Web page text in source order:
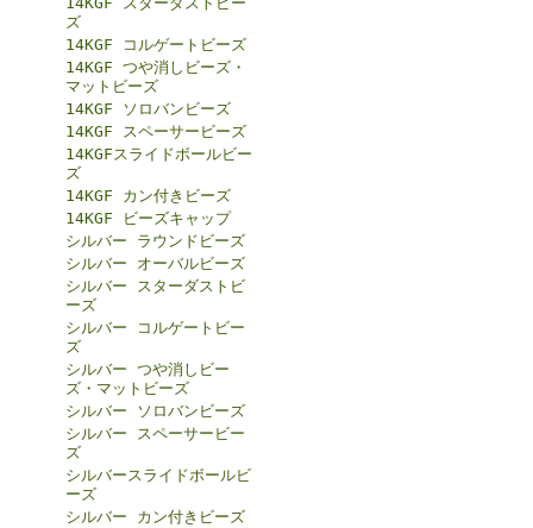
ズ
14KGF コルゲートビーズ
14KGF つや消しビーズ・
マットビーズ
14KGF ソロバンビーズ
14KGF スペーサービーズ
14KGFスライドボールビー
ズ
14KGF カン付きビーズ
14KGF ビーズキャップ
シルバー ラウンドビーズ
シルバー オーバルビーズ
シルバー スターダストビ
ーズ
シルバー コルゲートビー
ズ
シルバー つや消しビー
ズ・マットビーズ
シルバー ソロバンビーズ
シルバー スペーサービー
ズ
シルバースライドボールビ
ーズ
シルバー カン付きビーズ